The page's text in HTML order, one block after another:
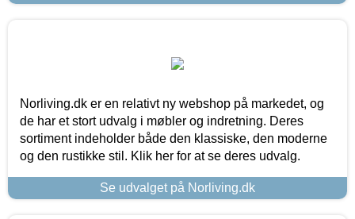
Norliving.dk er en relativt ny webshop på markedet, og
de har et stort udvalg i møbler og indretning. Deres
sortiment indeholder både den klassiske, den moderne
og den rustikke stil. Klik her for at se deres udvalg.
Se udvalget på Norliving.dk